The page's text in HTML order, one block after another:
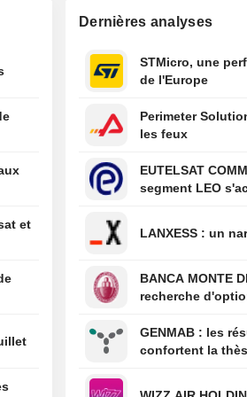
et
Dernières analyses
STMicro, une
de l'Europe
Perimeter
les feux
EUTELSAT
segment LEO
BANCA MONTE
recherche
GENMAB : les résultats du deuxième trimestre
confortent la